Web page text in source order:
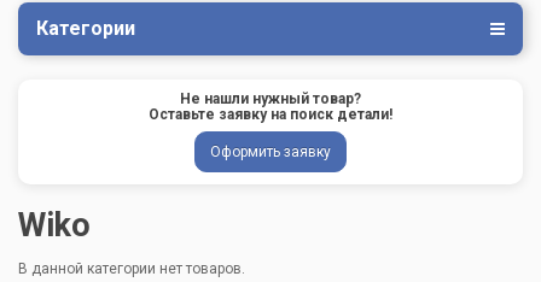
Категории
Не нашли нужный товар?
Оставьте заявку на поиск детали!
Оформить заявку
Wiko
В данной категории нет товаров.